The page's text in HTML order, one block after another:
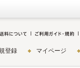
登録 マイページ